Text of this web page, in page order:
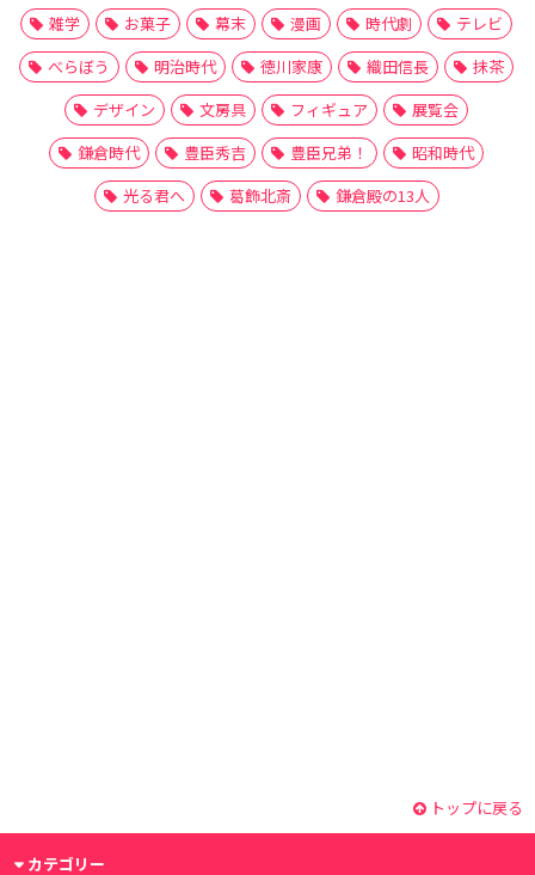
雑学
お菓子 幕末 漫画 時代劇
テレビ
べらぼう
明治時代 徳川家康 織田信長
抹茶
デザイン
文房具 フィギュア
展覧会
鎌倉時代
豊臣秀吉 豊臣兄弟！
昭和時代
光る君へ
葛飾北斎 鎌倉殿の13人
トップに戻る
カテゴリー